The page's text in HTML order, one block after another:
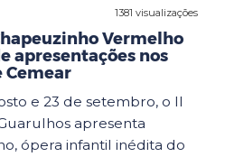
1381 visualizações
Vermelho
apresentações nos
Cemear
e 23 de setembro, o II
apresenta
ópera infantil inédita do